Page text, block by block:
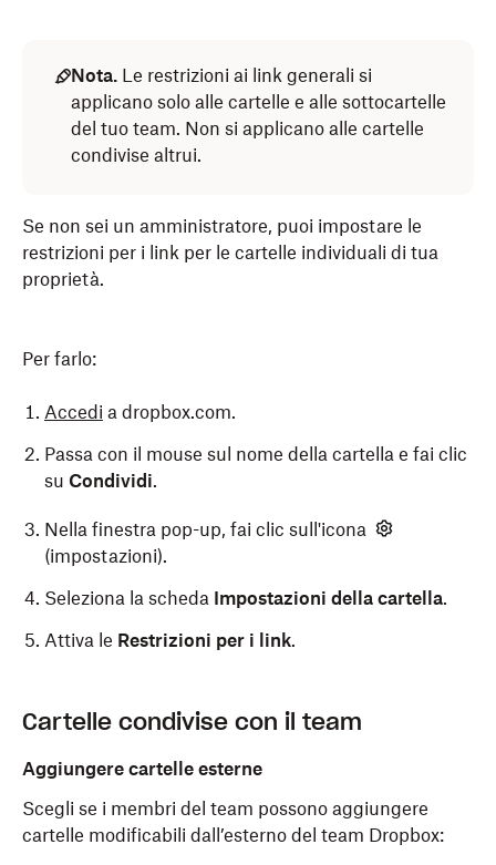
Nota. Le restrizioni ai link generali si
applicano solo alle cartelle e alle sottocartelle
del tuo team. Non si applicano alle cartelle
condivise altrui.
Se non sei un amministratore, puoi impostare le
restrizioni per i link per le cartelle individuali di tua
proprietà.
Per farlo:
Accedi a dropbox.com.
Passa con il mouse sul nome della cartella e fai clic
su Condividi.
Nella finestra pop-up, fai clic sull'icona
(impostazioni).
Seleziona la scheda Impostazioni della cartella.
Attiva le Restrizioni per i link.
Cartelle condivise con il team
Aggiungere cartelle esterne
Scegli se i membri del team possono aggiungere
cartelle modificabili dall’esterno del team Dropbox: